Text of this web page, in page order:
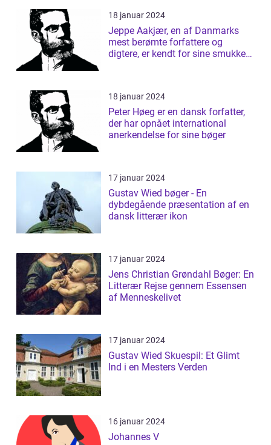
18 januar 2024
Jeppe Aakjær, en af Danmarks
mest berømte forfattere og
digtere, er kendt for sine smukke
18 januar 2024
Peter Høeg er en dansk forfatter,
der har opnået international
anerkendelse for sine bøger
17 januar 2024
Gustav Wied bøger - En
dybdegående præsentation af en
dansk litterær ikon
17 januar 2024
Jens Christian Grøndahl Bøger: En
Litterær Rejse gennem Essensen
af Menneskelivet
17 januar 2024
Gustav Wied Skuespil: Et Glimt
Ind i en Mesters Verden
16 januar 2024
Johannes V